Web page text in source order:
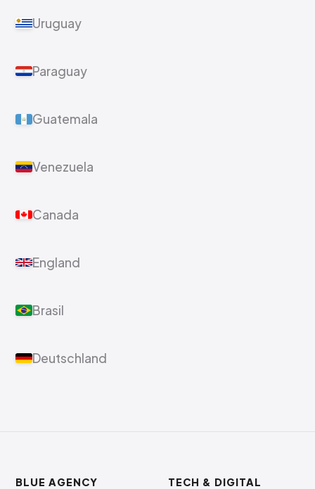
Uruguay
Paraguay
Guatemala
Venezuela
Canada
England
Brasil
Deutschland
BLUE AGENCY TECH & DIGITAL